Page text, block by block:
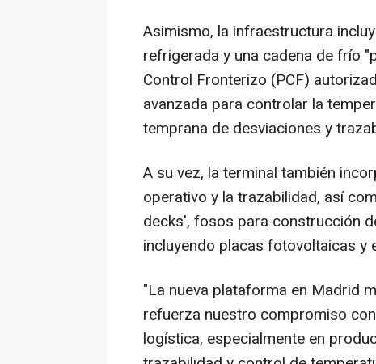
Asimismo, la infraestructura
refrigerada y una cadena de frío
Control Fronterizo (PCF)
avanzada para controlar la
temprana de desviaciones y
A su vez, la terminal también
operativo y la trazabilidad, así
decks', fosos para construcción
incluyendo placas fotovoltaicas y
"La nueva plataforma en Madrid
refuerza nuestro compromiso
logística, especialmente en